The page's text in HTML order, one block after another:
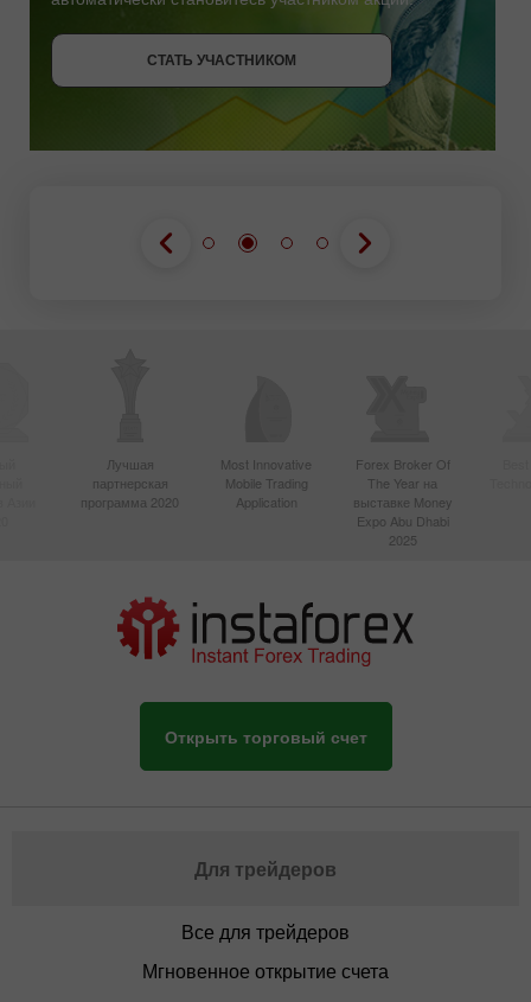
СТАТЬ УЧАСТНИКОМ
СТАТЬ УЧАСТНИКОМ
ПОЛУЧИТЬ БОНУС
Лучшая
партнерская
программа 2020
Most Innovative
Mobile Trading
Application
Forex Broker Of
The Year на
выставке Money
Expo Abu Dhabi
2025
Открыть торговый счет
Для трейдеров
Все для трейдеров
Мгновенное открытие счета